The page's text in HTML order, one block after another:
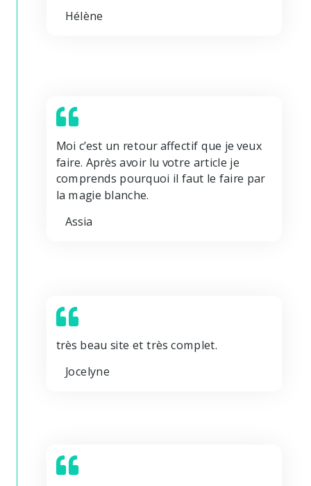
Hélène
Moi c’est un retour affectif que je veux
faire. Après avoir lu votre article je
comprends pourquoi il faut le faire par
la magie blanche.
Assia
très beau site et très complet.
Jocelyne